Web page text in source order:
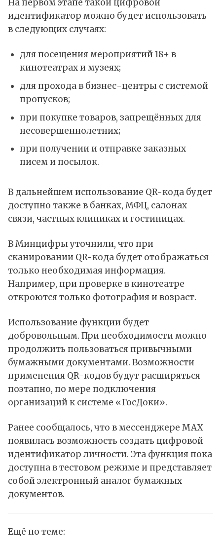
На первом этапе такой цифровой
идентификатор можно будет использовать
в следующих случаях:
для посещения мероприятий 18+ в
кинотеатрах и музеях;
для прохода в бизнес-центры с системой
пропусков;
при покупке товаров, запрещённых для
несовершеннолетних;
при получении и отправке заказных
писем и посылок.
В дальнейшем использование QR-кода будет
доступно также в банках, МФЦ, салонах
связи, частных клиниках и гостиницах.
В Минцифры уточнили, что при
сканировании QR-кода будет отображаться
только необходимая информация.
Например, при проверке в кинотеатре
откроются только фотография и возраст.
Использование функции будет
добровольным. При необходимости можно
продолжить пользоваться привычными
бумажными документами. Возможности
применения QR-кодов будут расширяться
поэтапно, по мере подключения
организаций к системе «ГосДоки».
Ранее сообщалось, что в мессенджере MAX
появилась возможность создать цифровой
идентификатор личности. Эта функция пока
доступна в тестовом режиме и представляет
собой электронный аналог бумажных
документов.
Ещё по теме: